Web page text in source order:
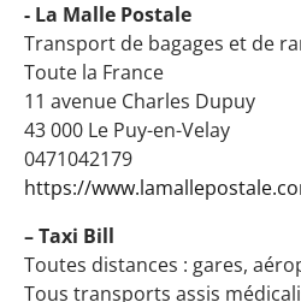
- La Malle Postale
Transport de bagages et de
Toute la France
11 avenue Charles Dupuy
43 000 Le Puy-en-Velay
0471042179
https://
– Taxi Bill
Toutes distances : gares,
Tous transports assis